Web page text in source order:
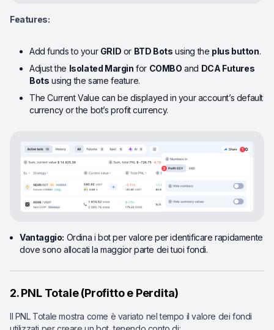
Features:
Add funds to your GRID or BTD Bots using the plus button.
Adjust the Isolated Margin for COMBO and DCA Futures
Bots using the same feature.
The Current Value can be displayed in your account’s default
currency or the bot’s profit currency.
Vantaggio: Ordina i bot per valore per identificare rapidamente
dove sono allocati la maggior parte dei tuoi fondi.
2. PNL Totale (Profitto e Perdita)
Il PNL Totale mostra come è variato nel tempo il valore dei fondi